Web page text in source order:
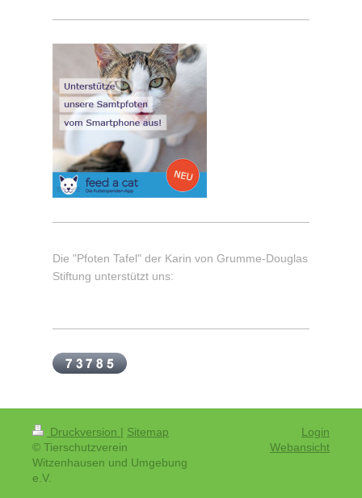
Die "Pfoten Tafel" der Karin von Grumme-Douglas
Stiftung unterstützt uns:
Druckversion | Sitemap
© Tierschutzverein
Witzenhausen und Umgebung
e.V.
Login
Webansicht